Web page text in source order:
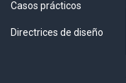
Casos prácticos
Directrices de diseño